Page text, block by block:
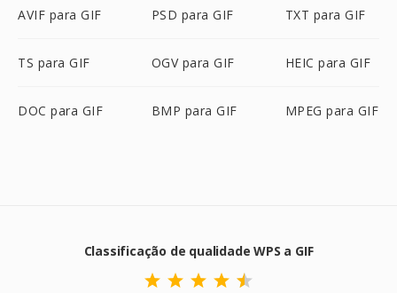
AVIF para GIF PSD para GIF TXT para GIF
TS para GIF OGV para GIF HEIC para GIF
DOC para GIF BMP para GIF MPEG para GIF
Classificação de qualidade WPS a GIF